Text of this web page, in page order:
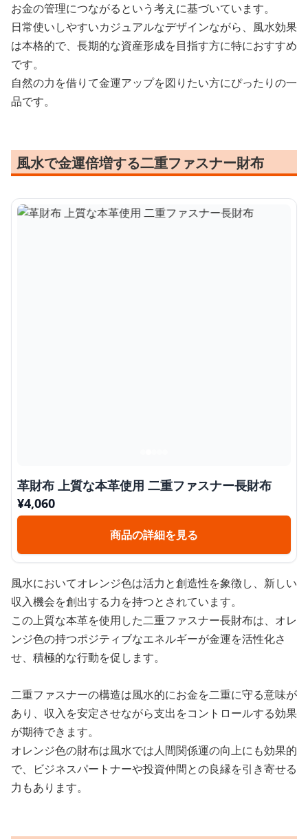
お金の管理につながるという考えに基づいています。
日常使いしやすいカジュアルなデザインながら、風水効果
は本格的で、長期的な資産形成を目指す方に特におすすめ
です。
自然の力を借りて金運アップを図りたい方にぴったりの一
品です。
風水で金運倍増する二重ファスナー財布
革財布 上質な本革使用 二重ファスナー長財布
¥4,060
商品の詳細を見る
風水においてオレンジ色は活力と創造性を象徴し、新しい
収入機会を創出する力を持つとされています。
この上質な本革を使用した二重ファスナー長財布は、オレ
ンジ色の持つポジティブなエネルギーが金運を活性化さ
せ、積極的な行動を促します。
二重ファスナーの構造は風水的にお金を二重に守る意味が
あり、収入を安定させながら支出をコントロールする効果
が期待できます。
オレンジ色の財布は風水では人間関係運の向上にも効果的
で、ビジネスパートナーや投資仲間との良縁を引き寄せる
力もあります。